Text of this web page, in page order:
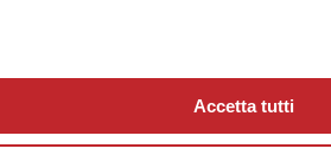
Accetta tutti
(photos by Bob Gundu © 2021